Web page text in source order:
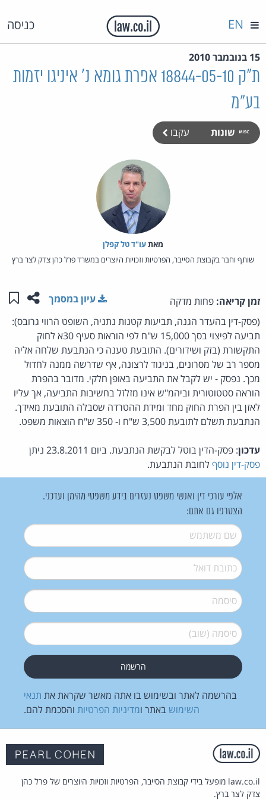
כניסה EN
15 בנובמבר 2010
ת"ק 18844-05-10 אפרת גומא נ' איניגו יזמות
בע"מ
שונות עקבו
מאת‏עו"ד טל קפלן
שותף וחבר בקבוצת הסייבר, הפרטיות וזכויות היוצרים במשרד פרל כהן צדק לצר ברץ
זמן קריאה: פחות מדקה שתפו
עיון במסמך
(פסק-דין בהעדר הגנה, תביעות קטנות נתניה, השופט הרווי גרובס):
תביעה לפיצוי בסך 15,000 ש"ח לפי הוראות סעיף 30א לחוק
התקשורת (בזק ושידורים). התובעת טענה כי הנתבעת שלחה אליה
מספר רב של מסרונים, בניגוד לרצונה, אף שדרשה ממנה לחדול
מכך. נפסק - יש לקבל את התביעה באופן חלקי. מדובר בהפרת
הוראה סטטוטורית וביהמ"ש אינו מזלזל בחשיבות התביעה, אך עליו
לאזן בין הפרת החוק מחד ומידת ההטרדה שסבלה התובעת מאידך.
הנתבעת תשלם לתובעת 3,500 ש"ח ו- 350 ש"ח הוצאות משפט.
עדכון: פסק-הדין בוטל לבקשת הנתבעת. ביום 23.8.2011 ניתן
פסק-דין נוסףלחובת הנתבעת.
אלפי עורכי דין ואנשי משפט נעזרים בידע משפטי מהימן ועדכני.
הצטרפו גם אתם:
שם משתמש*
דואל*
סיסמה*
סיסמה (שוב)*
בהרשמה לאתר ובשימוש בו אתה מאשר שקראת את תנאי
השימוש באתר ומדיניות הפרטיות והסכמת להם.
law.co.il מופעל בידי קבוצת הסייבר, הפרטיות וזכויות היוצרים של פרל כהן
צדק לצר ברץ.